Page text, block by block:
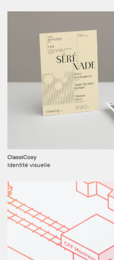
ClassiCosy
Identité visuelle